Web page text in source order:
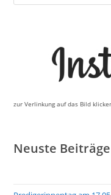
zur Verlinkung auf das Bild
Neuste Beiträge